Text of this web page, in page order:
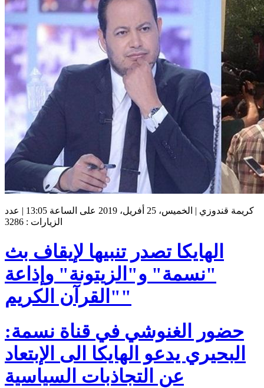
كريمة قندوزي | الخميس، 25 أفريل، 2019 على الساعة 13:05 | عدد
الزيارات : 3286
الهايكا تصدر تنبيها لإيقاف بث
"نسمة" و"الزيتونة" وإذاعة
"القرآن الكريم"
حضور الغنوشي في قناة نسمة:
البحيري يدعو الهايكا الى الإبتعاد
عن التجاذبات السياسية